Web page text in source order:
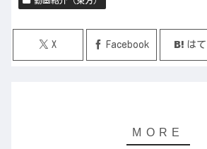
X Facebook は